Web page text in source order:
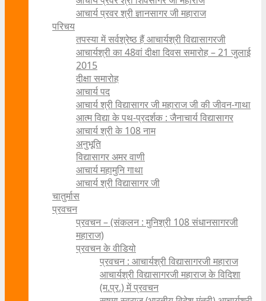
आचार्य प्रवर श्री ज्ञानसागर जी महाराज
परिचय
तपस्या में सर्वश्रेष्ठ हैं आचार्यश्री विद्यासागरजी
आचार्यश्री का 48वां दीक्षा दिवस समारोह – 21 जुलाई
2015
दीक्षा समारोह
आचार्य पद
आचार्य श्री विद्यासागर जी महाराज जी की जीवन-गाथा
आत्म विद्या के पथ-प्रदर्शक : जैनाचार्य विद्यासागर
आचार्य श्री के 108 नाम
अनुभूति
विद्यासागर अमर वाणी
आचार्य महामुनि गाथा
आचार्य श्री विद्यासागर जी
चातुर्मास
प्रवचन
प्रवचन – (संकलन : मुनिश्री 108 संधानसागरजी
महाराज)
प्रवचन के वीडियो
प्रवचन : आचार्यश्री ‍विद्यासागरजी महाराज
आचार्यश्री विद्यासागरजी महाराज के विदिशा
(म.प्र.) में प्रवचन